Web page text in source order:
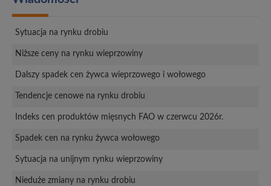
Sytuacja na rynku drobiu
Niższe ceny na rynku wieprzowiny
Dalszy spadek cen żywca wieprzowego i wołowego
Tendencje cenowe na rynku drobiu
Indeks cen produktów mięsnych FAO w czerwcu 2026r.
Spadek cen na rynku żywca wołowego
Sytuacja na unijnym rynku wieprzowiny
Nieduże zmiany na rynku drobiu